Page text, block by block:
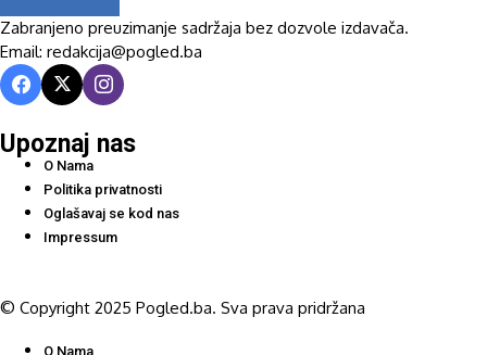
Zabranjeno preuzimanje sadržaja bez dozvole izdavača.
Email: redakcija@pogled.ba
Upoznaj nas
O Nama
Politika privatnosti
Oglašavaj se kod nas
Impressum
© Copyright 2025 Pogled.ba. Sva prava pridržana
O Nama